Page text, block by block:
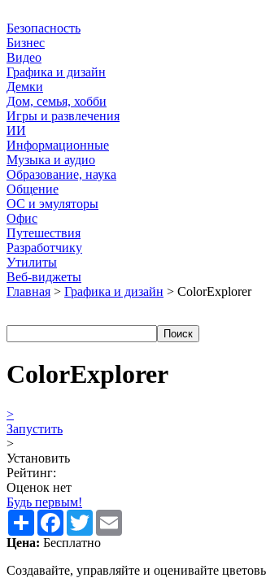
Безопасность
Бизнес
Видео
Графика и дизайн
Демки
Дом, семья, хобби
Игры и развлечения
ИИ
Информационные
Музыка и аудио
Образование, наука
Общение
ОС и эмуляторы
Офис
Путешествия
Разработчику
Утилиты
Веб-виджеты
Главная > Графика и дизайн > ColorExplorer
ColorExplorer
>
Запустить
>
Установить
Рейтинг:
Оценок нет
Будь первым!
Share Facebook
Twitter
Цена: Бесплатно
Создавайте, управляйте и оценивайте